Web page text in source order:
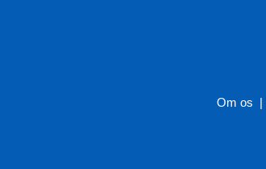
Om os |